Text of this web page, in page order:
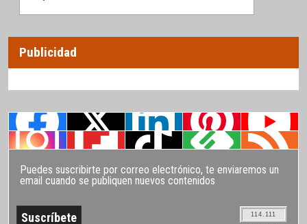
Publicidad
Puedes suscribirte por correo electrónico, te enviaremos un
email cuando se publiquen nuevos contenidos
114.111